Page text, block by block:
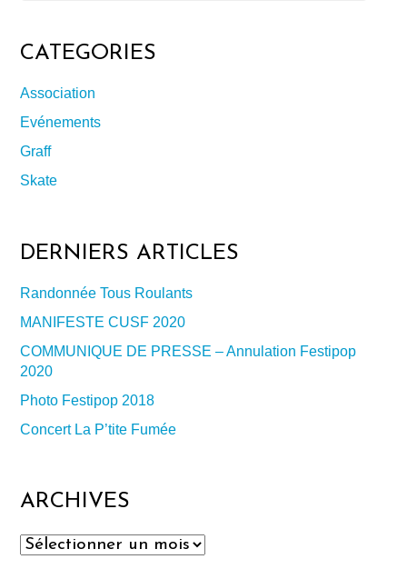
CATEGORIES
Association
Evénements
Graff
Skate
DERNIERS ARTICLES
Randonnée Tous Roulants
MANIFESTE CUSF 2020
COMMUNIQUE DE PRESSE – Annulation Festipop
2020
Photo Festipop 2018
Concert La P’tite Fumée
ARCHIVES
Archives